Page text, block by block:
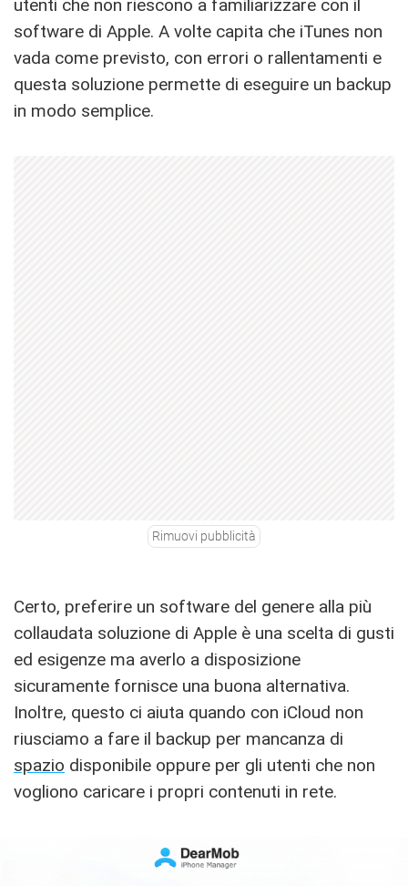
utenti che non riescono a familiarizzare con il
software di Apple. A volte capita che iTunes non
vada come previsto, con errori o rallentamenti e
questa soluzione permette di eseguire un backup
in modo semplice.
Rimuovi pubblicità
Certo, preferire un software del genere alla più
collaudata soluzione di Apple è una scelta di gusti
ed esigenze ma averlo a disposizione
sicuramente fornisce una buona alternativa.
Inoltre, questo ci aiuta quando con iCloud non
riusciamo a fare il backup per mancanza di
spazio disponibile oppure per gli utenti che non
vogliono caricare i propri contenuti in rete.